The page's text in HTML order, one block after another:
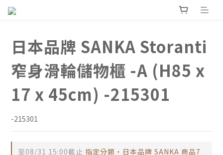
日本品牌 SANKA Storanti
窄身滑輪儲物櫃 -A (H85 x
17 x 45cm) -215301
-215301
至08/31 15:00截止 指定分類，日本品牌 SANKA 商品7